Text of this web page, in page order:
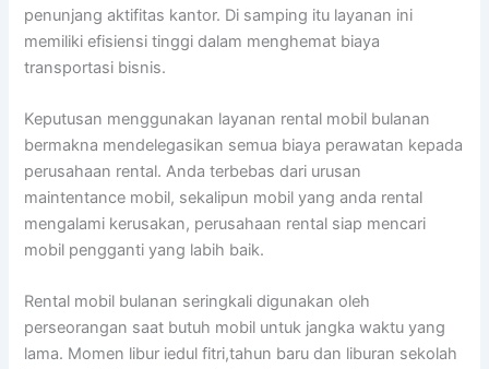
penunjang aktifitas kantor. Di samping itu layanan ini
memiliki efisiensi tinggi dalam menghemat biaya
transportasi bisnis.
Keputusan menggunakan layanan rental mobil bulanan
bermakna mendelegasikan semua biaya perawatan kepada
perusahaan rental. Anda terbebas dari urusan
maintentance mobil, sekalipun mobil yang anda rental
mengalami kerusakan, perusahaan rental siap mencari
mobil pengganti yang labih baik.
Rental mobil bulanan seringkali digunakan oleh
perseorangan saat butuh mobil untuk jangka waktu yang
lama. Momen libur iedul fitri,tahun baru dan liburan sekolah